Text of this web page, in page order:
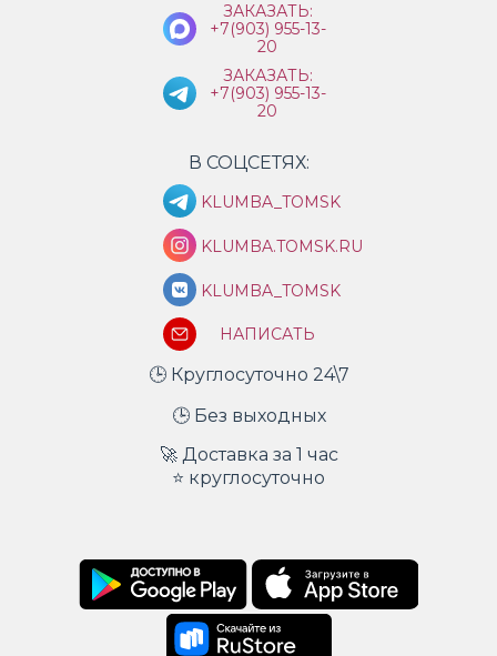
ЗАКАЗАТЬ:
+7(903) 955-13-
20
ЗАКАЗАТЬ:
+7(903) 955-13-
20
В СОЦСЕТЯХ:
KLUMBA_TOMSK
KLUMBA.TOMSK.RU
KLUMBA_TOMSK
НАПИСАТЬ
🕒 Круглосуточно 24\7
🕒 Без выходных
🚀 Доставка за 1 час
⭐ круглосуточно